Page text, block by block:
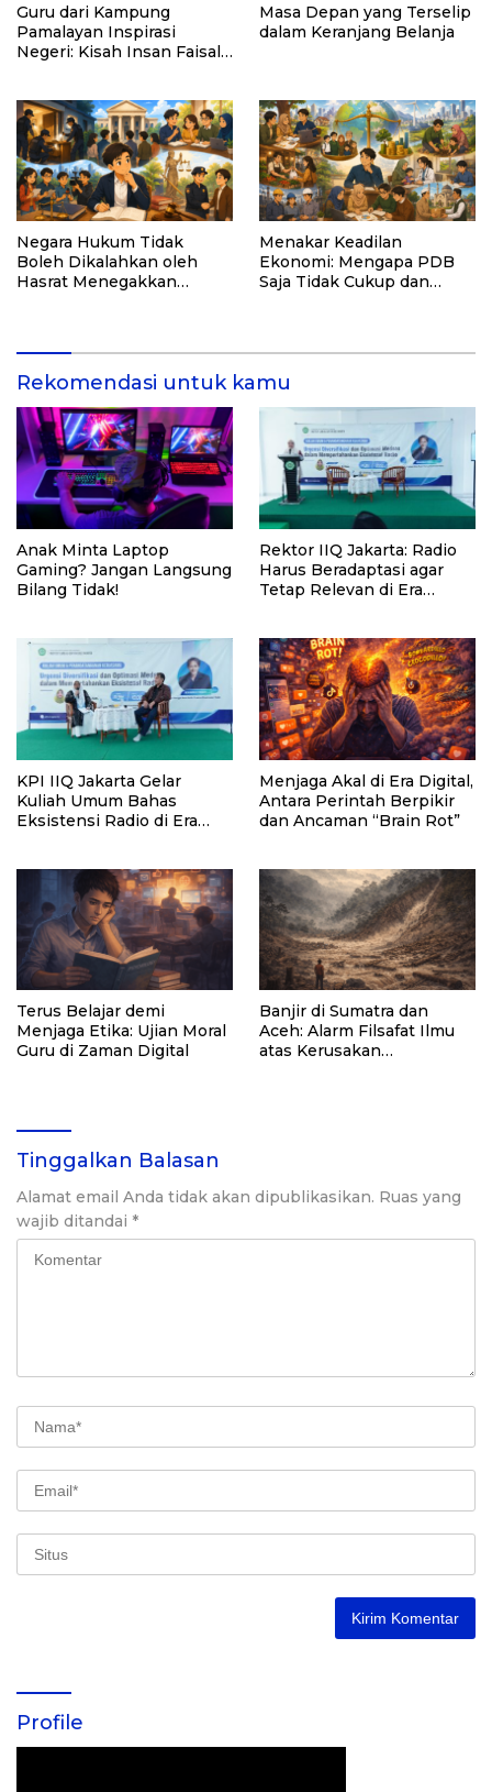
Guru dari Kampung
Pamalayan Inspirasi
Negeri: Kisah Insan Faisal
Pelosok Negeri”
Masa Depan yang Terselip
dalam Keranjang Belanja
Negara Hukum Tidak
Boleh Dikalahkan oleh
Hasrat Menegakkan
Menakar Keadilan
Ekonomi: Mengapa PDB
Saja Tidak Cukup dan
Rekomendasi untuk kamu
Anak Minta Laptop
Gaming? Jangan Langsung
Bilang Tidak!
Rektor IIQ Jakarta: Radio
Harus Beradaptasi agar
Tetap Relevan di Era
KPI IIQ Jakarta Gelar
Kuliah Umum Bahas
Eksistensi Radio di Era
Menjaga Akal di Era Digital,
Antara Perintah Berpikir
dan Ancaman “Brain Rot”
Terus Belajar demi
Menjaga Etika: Ujian Moral
Guru di Zaman Digital
Banjir di Sumatra dan
Aceh: Alarm Filsafat Ilmu
atas Kerusakan
Tinggalkan Balasan
Alamat email Anda tidak akan dipublikasikan. Ruas yang
wajib ditandai *
Profile